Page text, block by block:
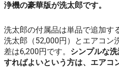
浄機の豪華版が洗太郎です。
洗太郎の付属品は単品で追加す
洗太郎（52,000円）とエアコン
差は6,200円です。 シンプルな
すればよいという方は、エアコ